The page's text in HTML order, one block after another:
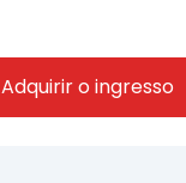
Adquirir o ingresso